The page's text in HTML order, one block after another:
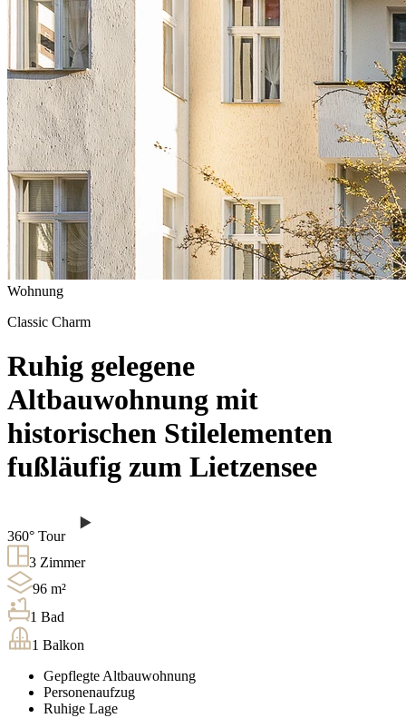
Wohnung
Classic Charm
Ruhig gelegene
Altbauwohnung mit
historischen Stilelementen
fußläufig zum Lietzensee
360° Tour
3 Zimmer
96 m²
1 Bad
1 Balkon
Gepflegte Altbauwohnung
Personenaufzug
Ruhige Lage